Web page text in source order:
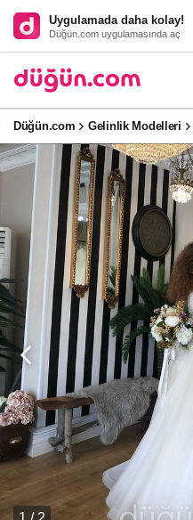
Uygulamada daha kolay!
Düğün.com uygulamasında aç
Düğün.com Gelinlik Modelleri